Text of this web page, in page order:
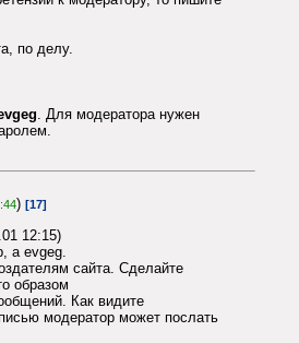
по делу.
. Для модератора нужен
) [17]
12:15)
а evgeg.
сайта. Сделайте
образом
Как видите
модератор может послать